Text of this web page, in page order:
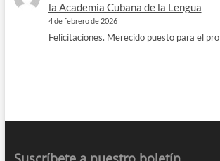
la Academia Cubana de la Lengua
4 de febrero de 2026
Felicitaciones. Merecido puesto para el